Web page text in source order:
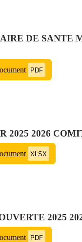
DE SANTE
PDF
2025 2026
XLSX
2025
PDF